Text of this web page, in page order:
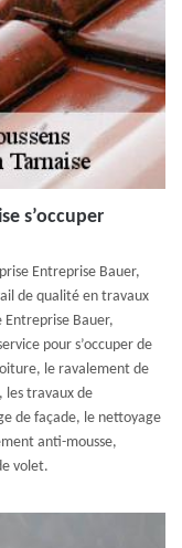
s’occuper
Entreprise Bauer,
de qualité en travaux
Bauer,
pour s’occuper de
le ravalement de
les travaux de
de façade, le nettoyage
anti-mousse,
volet.